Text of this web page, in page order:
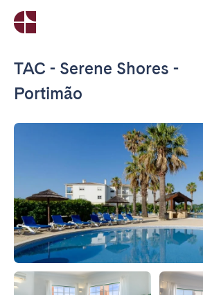
TAC - Serene Shores -
Portimão